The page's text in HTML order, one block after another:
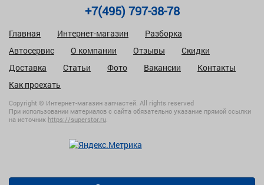
+7(495) 797-38-78
Главная Интернет-магазин
Разборка
Автосервис
О компании Отзывы
Скидки
Доставка
Статьи Фото Вакансии
Контакты
Как проехать
Copyright © Интернет-магазин запчастей. All rights reserved
При использовании материалов с сайта обязательно указание прямой ссылки
на источник https://superstor.ru.